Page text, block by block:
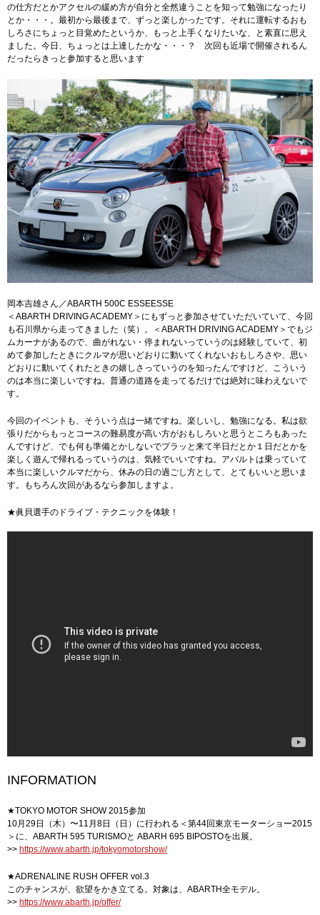
の仕方だとかアクセルの緩め方が自分と全然違うことを知って勉強になったり
とか・・・。最初から最後まで、ずっと楽しかったです。それに運転するおも
しろさにちょっと目覚めたというか、もっと上手くなりたいな、と素直に思え
ました。今日、ちょっとは上達したかな・・・？ 次回も近場で開催されるん
だったらきっと参加すると思います
岡本吉雄さん／ABARTH 500C ESSEESSE
＜ABARTH DRIVING ACADEMY＞にもずっと参加させていただいていて、今回
も石川県から走ってきました（笑）。＜ABARTH DRIVING ACADEMY＞でもジ
ムカーナがあるので、曲がれない・停まれないっていうのは経験していて、初
めて参加したときにクルマが思いどおりに動いてくれないおもしろさや、思い
どおりに動いてくれたときの嬉しさっていうのを知ったんですけど、こういう
のは本当に楽しいですね。普通の道路を走ってるだけでは絶対に味わえないで
す。
今回のイベントも、そういう点は一緒ですね。楽しいし、勉強になる。私は欲
張りだからもっとコースの難易度が高い方がおもしろいと思うところもあった
んですけど、でも何も準備とかしないでプラッと来て半日だとか１日だとかを
楽しく遊んで帰れるっていうのは、気軽でいいですね。アバルトは乗っていて
本当に楽しいクルマだから、休みの日の過ごし方として、とてもいいと思いま
す。もちろん次回があるなら参加しますよ。
★眞貝選手のドライブ・テクニックを体験！
INFORMATION
★TOKYO MOTOR SHOW 2015参加
10月29日（木）〜11月8日（日）に行われる＜第44回東京モーターショー2015
＞に、ABARTH 595 TURISMOと ABARH 695 BIPOSTOを出展。
>> https://www.abarth.jp/tokyomotorshow/
★ADRENALINE RUSH OFFER vol.3
このチャンスが、欲望をかき立てる。対象は、ABARTH全モデル。
>> https://www.abarth.jp/offer/